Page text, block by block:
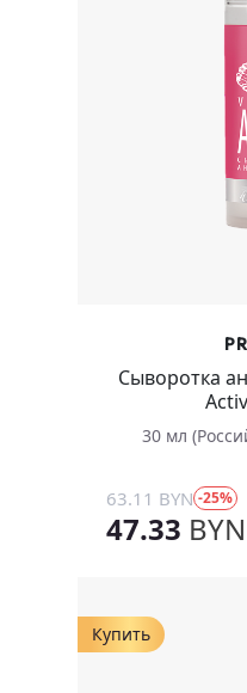
Сыворотка
30 мл
63.11 BYN -25%
47.33 BYN
Купить